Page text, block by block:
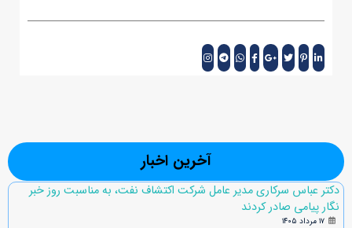
آخرین اخبار
دکتر عباس سرکاری مدیر عامل شرکت اکتشاف نفت، به مناسبت روز خبر
نگار پیامی صادر کردند
۱۷ مرداد ۱۴۰۵